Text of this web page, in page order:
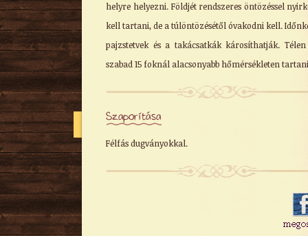
helyre helyezni. Földjét rendszeres öntözéssel
kell tartani, de a túlöntözésétől óvakodni kell.
pajzstetvek és a takácsatkák károsíthatják.
szabad 15 foknál alacsonyabb hőmérsékleten
Szaporítása
Félfás dugványokkal.